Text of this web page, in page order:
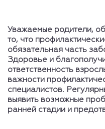
Уважаемые родители,
то, что
обязательная часть
Здоровье и
ответственность
важности
специалистов.
выявить возможные
ранней стадии и